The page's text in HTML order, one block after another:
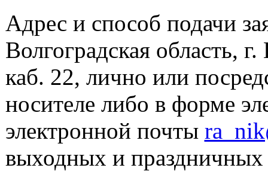
Адрес и способ подачи
Волгоградская область,
каб. 22, лично или
носителе либо в форме
электронной почты
выходных и праздничных